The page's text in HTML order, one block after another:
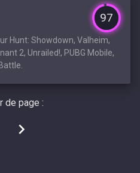
97
Hunt: Showdown, Valheim,
2, Unrailed!, PUBG Mobile,
de page :